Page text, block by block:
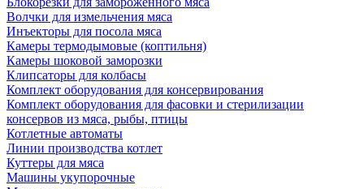
Волчки для измельчения мяса
Инъекторы для посола мяса
Камеры термодымовые (коптильня)
Камеры шоковой заморозки
Клипсаторы для колбасы
Комплект оборудования для консервирования
Комплект оборудования для фасовки и стерилизации
консервов из мяса, рыбы, птицы
Котлетные автоматы
Линии производства котлет
Куттеры для мяса
Машины укупорочные